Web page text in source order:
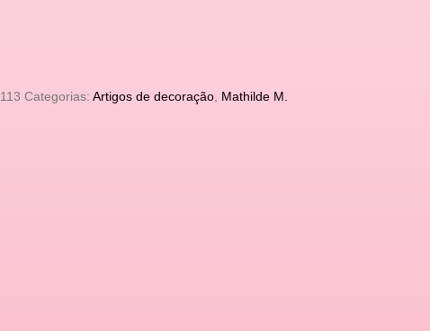
Categorias: Artigos de decoração, Mathilde M.